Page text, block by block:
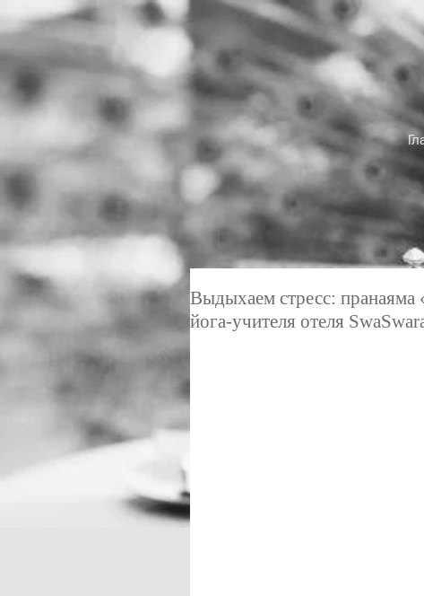
Выдыхаем стресс: пранаяма
йога-учителя отеля